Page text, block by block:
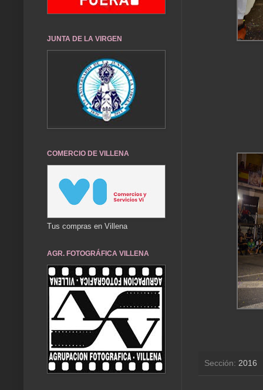
Sección: 2016
JUNTA DE LA VIRGEN
COMERCIO DE VILLENA
Tus compras en Villena
AGR. FOTOGRÁFICA VILLENA